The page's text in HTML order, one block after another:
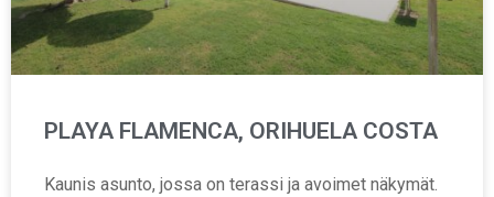
PLAYA FLAMENCA, ORIHUELA COSTA
Kaunis asunto, jossa on terassi ja avoimet näkymät.